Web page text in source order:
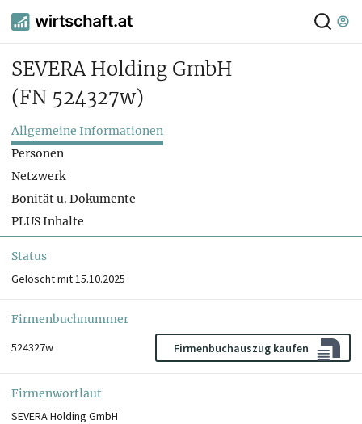
SEVERA Holding GmbH
(FN 524327w)
Allgemeine Informationen
Personen
Netzwerk
Bonität u. Dokumente
PLUS Inhalte
Status
Gelöscht mit 15.10.2025
Firmenbuchnummer
524327w
Firmenbuchauszug kaufen
Firmenwortlaut
SEVERA Holding GmbH